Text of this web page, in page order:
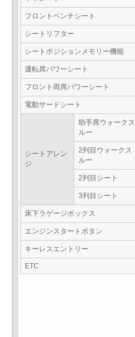
フロントベンチシート
シートリフター
シートポジションメモリー機能
運転席パワーシート
フロント両席パワーシート
電動サードシート
シートアレン
ジ
助手席ウォークス
ルー
2列目ウォークス
ルー
2列目シート
3列目シート
床下ラゲージボックス
エンジンスタートボタン
キーレスエントリー
ETC